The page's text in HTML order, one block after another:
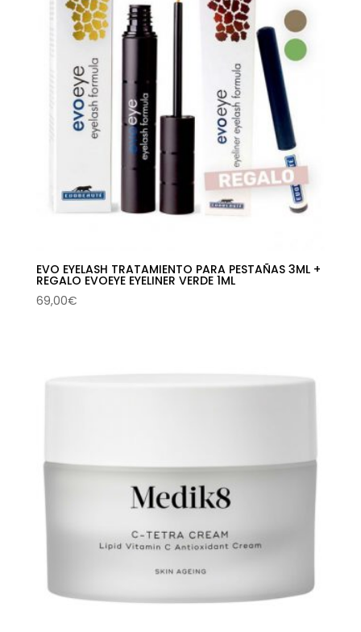
EVO EYELASH TRATAMIENTO PARA PESTAÑAS 3ML +
REGALO EVOEYE EYELINER VERDE 1ML
69,00€